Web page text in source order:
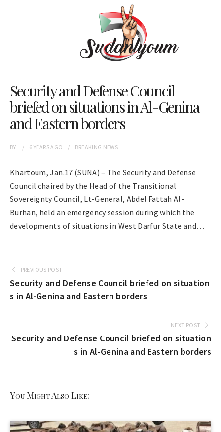
Security and Defense Council
briefed on situations in Al-Genina
and Eastern borders
BY 6 YEARSAGO BREAKING NEWS
Khartoum, Jan.17 (SUNA) – The Security and Defense
Council chaired by the Head of the Transitional
Sovereignty Council, Lt-General, Abdel Fattah Al-
Burhan, held an emergency session during which the
developments of situations in West Darfur State and…
PREVIOUS POST
Security and Defense Council briefed on situation
s in Al-Genina and Eastern borders
NEXT POST
Security and Defense Council briefed on situation
s in Al-Genina and Eastern borders
You Might Also Like: